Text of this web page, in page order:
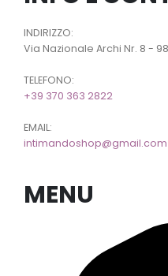
INDIRIZZO:
Via Nazionale Archi Nr. 8 -
TELEFONO:
+39 370 363 2822
EMAIL:
intimandoshop@gmail.com
MENU